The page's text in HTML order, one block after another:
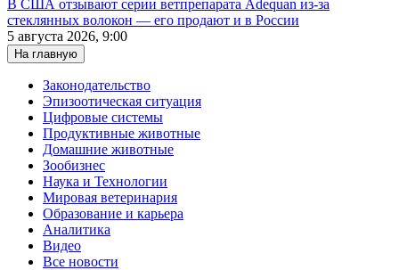
В США отзывают серии ветпрепарата Adequan из-за
стеклянных волокон — его продают и в России
5 августа 2026, 9:00
На главную
Законодательство
Эпизоотическая ситуация
Цифровые системы
Продуктивные животные
Домашние животные
Зообизнес
Наука и Технологии
Мировая ветеринария
Образование и карьера
Аналитика
Видео
Все новости